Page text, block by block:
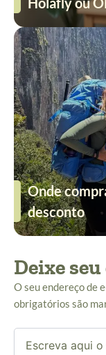
Onde
desconto
Deixe
O seu endereço de
obrigatórios são
Escreva
aqui